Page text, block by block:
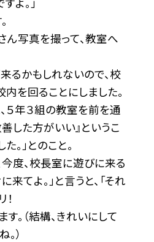
ん写真を撮って、教室へ
るかもしれないので、校
を回ることにしました。
５年３組の教室を前を通
善した方がいい』というこ
。」とのこと。
今度、校長室に遊びに来る
来てよ。」と言うと、「それ
。（結構、きれいにして
）